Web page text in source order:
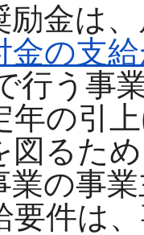
金は
金の支
行う事
年の引
図るた
業の事
要件は